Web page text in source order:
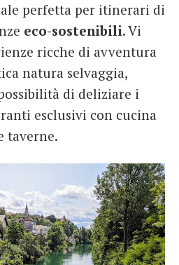
perfetta per itinerari di
eco-sostenibili. Vi
ricche di avventura
natura selvaggia,
di deliziare i
esclusivi con cucina
taverne.